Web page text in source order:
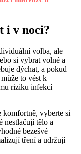
i v noci?
volba, ale
si vybrat volné a
dýchat, a pokud
to vést k
riziku infekcí
komfortně, vyberte si
nestlačují tělo a
bezešvé
tření a udržují